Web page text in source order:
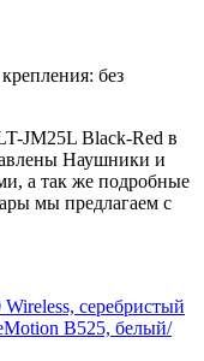
без
JM25L Black-Red в
Наушники и
а так же подробные
мы предлагаем с
серебристый
B525, белый/